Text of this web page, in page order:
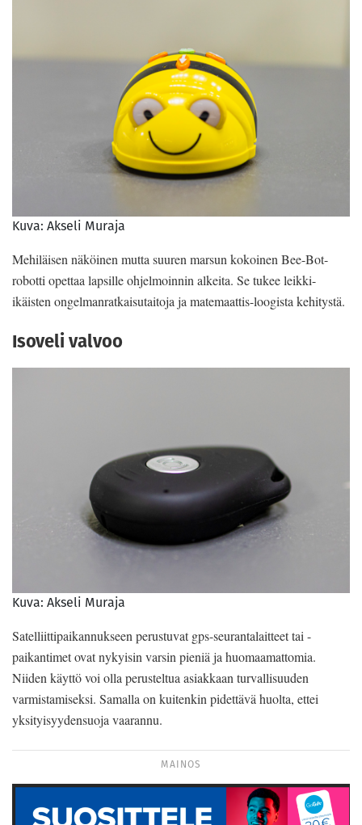
Kuva: Akseli Muraja
Mehiläisen näköinen mutta suuren marsun kokoinen Bee-Bot-
robotti opettaa lapsille ohjelmoinnin alkeita. Se tukee leikki-
ikäisten ongelmanratkaisutaitoja ja matemaattis-loogista kehitystä.
Isoveli valvoo
Kuva: Akseli Muraja
Satelliittipaikannukseen perustuvat gps-seurantalaitteet tai -
paikantimet ovat nykyisin varsin pieniä ja huomaamattomia.
Niiden käyttö voi olla perusteltua asiakkaan turvallisuuden
varmistamiseksi. Samalla on kuitenkin pidettävä huolta, ettei
yksityisyydensuoja vaarannu.
MAINOS